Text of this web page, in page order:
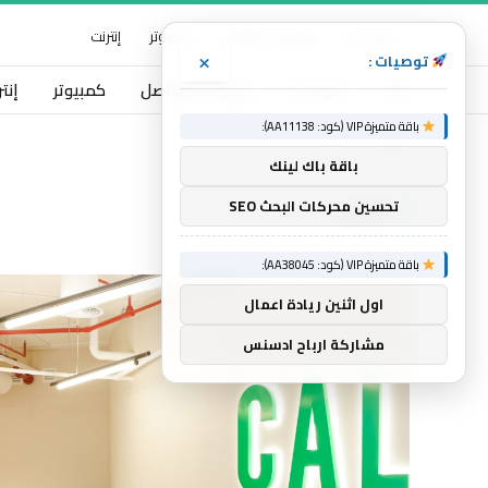
كمبيوتر إنترنت
خبرات نت منوعات التواصل كمبيوتر
الرئيسية » للأكل
للأكل
توصيات : ×
باقة متميزة VIP (كود: AA11138):
باقة باك لينك
تحسين محركات البحث SEO
باقة متميزة VIP (كود: AA38045):
اول اثنين ريادة اعمال
مشاركة ارباح ادسنس